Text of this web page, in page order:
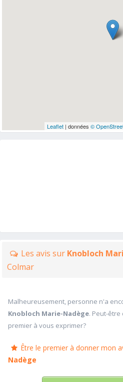
Leaflet| données ©
Les avis sur Knobloch
Colmar
Malheureusement, personne n'a
Knobloch Marie-Nadège. Peut-
premier à vous exprimer?
Être le premier à donner mon
Nadège